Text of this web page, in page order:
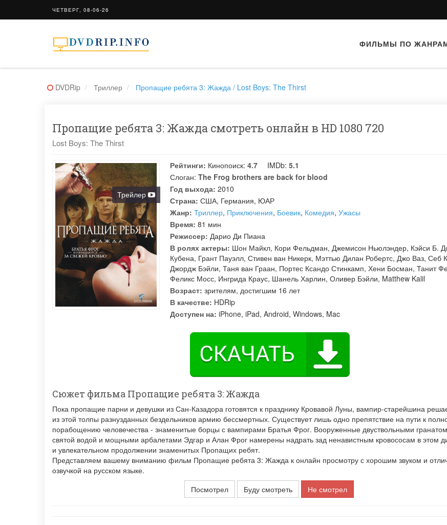
ЧЕТВЕРГ, 08-06-26
ФИЛЬМЫ ПО
DVDRip Триллер Пропащие ребята 3: Жажда / Lost Boys: The Thirst
Пропащие ребята 3: Жажда смотреть онлайн в HD 1080 720
Lost Boys: The Thirst
Трейлер
Рейтинги: Кинопоиск: 4.7 IMDb: 5.1
Слоган: The Frog brothers are back for blood
Год выхода: 2010
Страна: США, Германия, ЮАР
Жанр: Триллер, Приключения, Боевик, Комедия, Ужасы
Время: 81 мин
Режиссер: Дарио Ди Пиана
В ролях актеры: Шон Майкл, Кори Фельдман, Джемисон Ньюлэндер, Кэйси Б.
Кубена, Грант Пауэлл, Стивен ван Никерк, Мэттью Дилан Робертс, Джо Ваз, Себ
Джордж Бэйли, Таня ван Граан, Портес Ксандо Стинкамп, Хени Босман, Танит
Феликс Мосс, Ингрида Краус, Шанель Харлин, Оливер Бэйли, Matthew Kalil
Возраст: зрителям, достигшим 16 лет
В качестве: HDRip
Доступен на: iPhone, iPad, Android, Windows, Mac
Сюжет фильма Пропащие ребята 3: Жажда
Пока пропащие парни и девушки из Сан-Казадора готовятся к празднику Кровавой Луны, вампир-старейшина
из этой толпы разнузданных бездельников армию бессмертных. Существует лишь одно препятствие на пути к
порабощению человечества - знаменитые борцы с вампирами Братья Фрог. Вооруженные двуствольными
святой водой и мощными арбалетами Эдгар и Алан Фрог намерены надрать зад ненавистным кровососам в этом
и увлекательном продолжении знаменитых Пропащих ребят.
Представляем вашему вниманию фильм Пропащие ребята 3: Жажда к онлайн просмотру с хорошим звуком и
озвучкой на русском языке.
Посмотрел
Буду смотреть Не смотрел